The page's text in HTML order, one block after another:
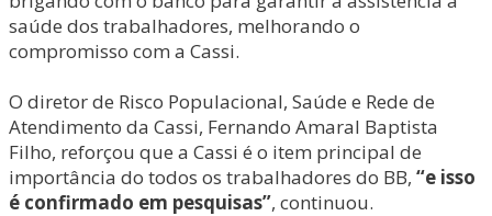
saúde dos trabalhadores, melhorando o
compromisso com a Cassi.
O diretor de Risco Populacional, Saúde e Rede de
Atendimento da Cassi, Fernando Amaral Baptista
Filho, reforçou que a Cassi é o item principal de
importância do todos os trabalhadores do BB, “e isso
é confirmado em pesquisas”, continuou.